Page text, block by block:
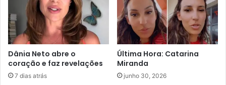
Dânia Neto abre o
coração e faz revelações
7 dias atrás
Última Hora: Catarina
Miranda
junho 30, 2026